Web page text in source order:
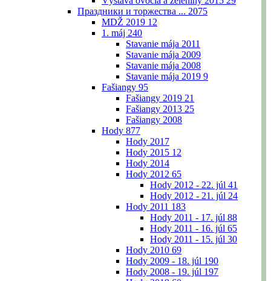
Праздники и торжества ... 2075
MDŽ 2019 12
1. máj 240
Stavanie mája 2011
Stavanie mája 2009
Stavanie mája 2008
Stavanie mája 2019 9
Fašiangy 95
Fašiangy 2019 21
Fašiangy 2013 25
Fašiangy 2008
Hody 877
Hody 2017
Hody 2015 12
Hody 2014
Hody 2012 65
Hody 2012 - 22. júl 41
Hody 2012 - 21. júl 24
Hody 2011 183
Hody 2011 - 17. júl 88
Hody 2011 - 16. júl 65
Hody 2011 - 15. júl 30
Hody 2010 69
Hody 2009 - 18. júl 190
Hody 2008 - 19. júl 197